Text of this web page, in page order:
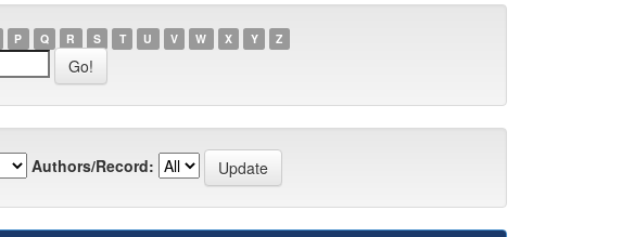
P Q R S T U V W X Y Z
Authors/Record: